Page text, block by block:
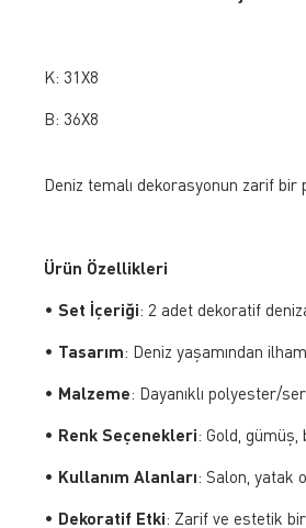
K: 31X8
B: 36X8
Deniz temalı dekorasyonun zarif bir
Ürün Özellikleri
•Set İçeriği: 2 adet dekoratif
• Tasarım: Deniz yaşamından
• Malzeme: Dayanıklı polyester/
• Renk Seçenekleri: Gold,
• Kullanım Alanları: Salon, yatak
• Dekoratif Etki: Zarif ve estetik